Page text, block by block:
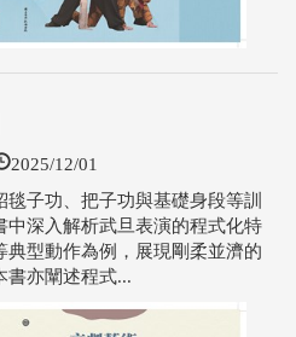
2025/12/01
子功、把子功與基礎身段等訓
深入解析武旦表演的程式化特
型動作為例，展現剛柔並濟的
書亦闡述程式...